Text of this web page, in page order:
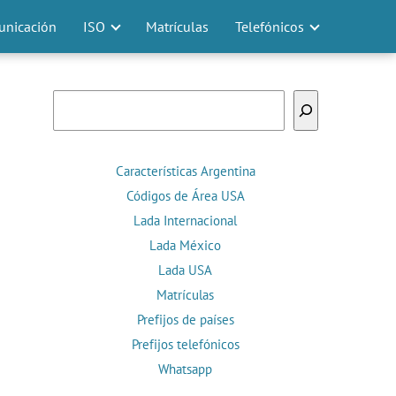
ISO Matrículas Telefónicos
Características Argentina
Códigos de Área USA
Lada Internacional
Lada México
Lada USA
Matrículas
Prefijos de países
Prefijos telefónicos
Whatsapp